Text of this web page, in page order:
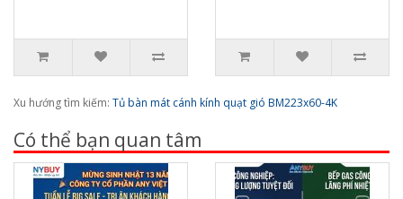
Xu hướng tìm kiếm: Tủ bàn mát cánh kính quạt gió BM223x60-4K
Có thể bạn quan tâm